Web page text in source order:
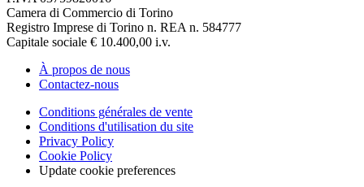
Camera di Commercio di Torino
Registro Imprese di Torino n. REA n. 584777
Capitale sociale € 10.400,00 i.v.
À propos de nous
Contactez-nous
Conditions générales de vente
Conditions d'utilisation du site
Privacy Policy
Cookie Policy
Update cookie preferences